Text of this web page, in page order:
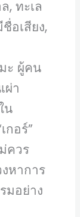
, ทะเล
อเสียง,
ะ ผู้คน
ผ่า
น
กอร์”
ควร
หาการ
มอย่าง